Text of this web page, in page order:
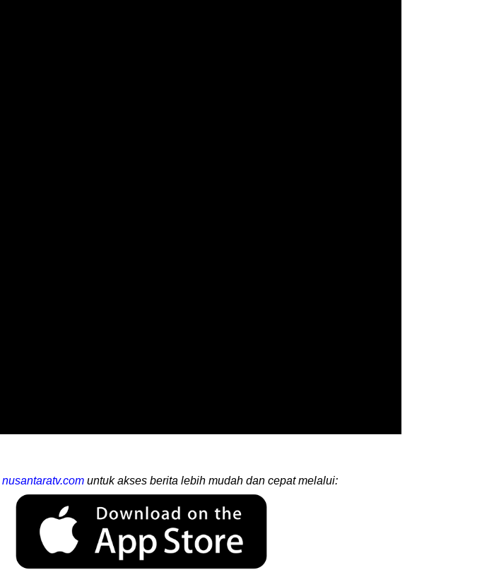
nusantaratv.com untuk akses berita lebih mudah dan cepat melalui: